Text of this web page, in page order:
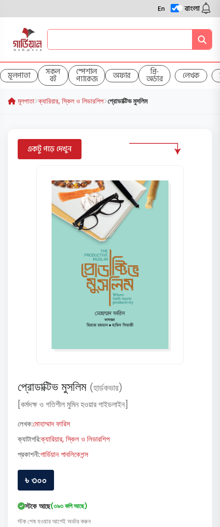
En বাংলা
মূলপাতা সকল
বই
স্পেশাল
প্যাকেজ অফার প্রি-
অর্ডার লেখক
মূলপাতা ক্যারিয়ার, স্কিল ও লিডারশিপ প্রোডাক্টিভ মুসলিম
একটু পড়ে দেখুন
প্রোডাক্টিভ মুসলিম (হার্ডকভার)
[কর্মদক্ষ ও গতিশীল মুমিন হওয়ার গাইডলাইন]
লেখক:মোহাম্মাদ ফারিস
ক্যাটাগরি:ক্যারিয়ার, স্কিল ও লিডারশিপ
প্রকাশনী:গার্ডিয়ান পাবলিকেশন্স
৳ ৩০০
স্টকে আছে(৩৯৩ কপি আছে)
স্টক শেষ হওয়ার আগেই অর্ডার করুন